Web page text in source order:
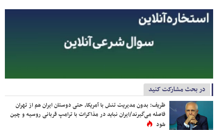
در بحث مشارکت کنید
ظریف: بدون مدیریت تنش با آمریکا، حتی دوستان ایران هم از تهران
فاصله می‌گیرند/ایران نباید در مذاکرات با ترامپ قربانی روسیه و چین
شود